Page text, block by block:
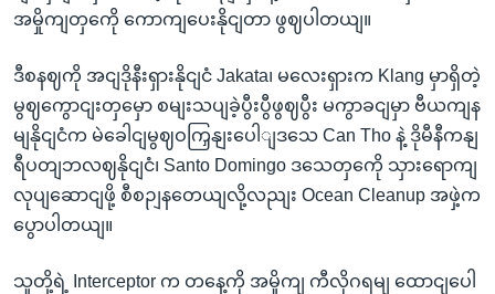
အမှိုကျတှကေို ကောကျပေးနိုငျတာ ဖွဈပါတယျ။
ဒီစနဈကို အငျဒိုနီးရှားနိုငျငံ Jakata၊ မလေးရှားက Klang မှာရှိတဲ့
မွဈကွောငျးတှမှော စမျးသပျခဲ့ပွီးပွီဖွဈပွီး မကွာခငျမှာ ဗီယကျန
မျနိုငျငံက မဲခေါငျမွဈဝကြှနျးပေါျဒသေ Can Tho နဲ့ ဒိုမီနီကနျ
ရီပတျဘလဈနိုငျငံ၊ Santo Domingo ဒသေတှကေို သှားရောကျ
လုပျဆောငျဖို့ စီစဉျနတေယျလို့လညျး Ocean Cleanup အဖှဲ့က
ပွောပါတယျ။
သူတို့ရဲ့ Interceptor က တနေ့ကို အမှိုကျ ကီလိုဂရမျ ထောငျပေါ